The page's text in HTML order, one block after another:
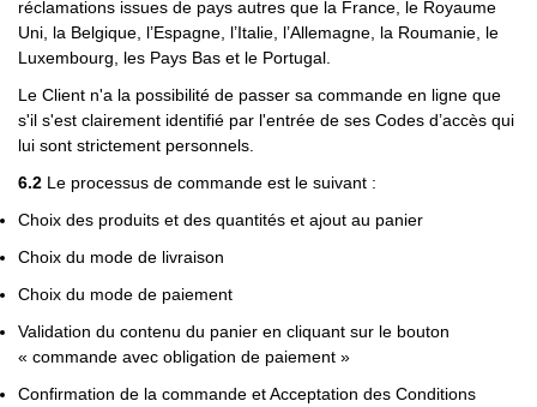
réclamations issues de pays autres que la France, le Royaume
Uni, la Belgique, l’Espagne, l’Italie, l’Allemagne, la Roumanie, le
Luxembourg, les Pays Bas et le Portugal.
Le Client n'a la possibilité de passer sa commande en ligne que
s'il s'est clairement identifié par l'entrée de ses Codes d’accès qui
lui sont strictement personnels.
6.2 Le processus de commande est le suivant :
Choix des produits et des quantités et ajout au panier
Choix du mode de livraison
Choix du mode de paiement
Validation du contenu du panier en cliquant sur le bouton
« commande avec obligation de paiement »
Confirmation de la commande et Acceptation des Conditions